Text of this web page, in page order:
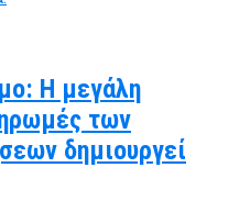
Η μεγάλη
των
δημιουργεί